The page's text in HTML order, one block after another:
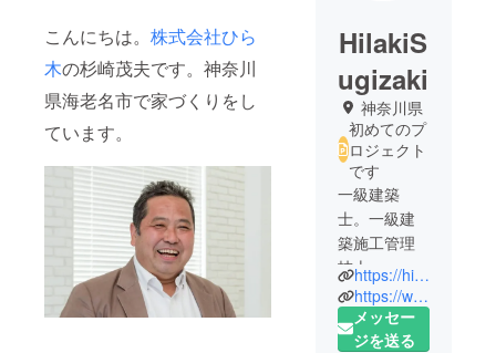
こんにちは。 株式会社ひら
木の杉崎茂夫です。神奈川
県海老名市で家づくりをし
ています。
HilakiS
ugizaki
神奈川県
初めてのプ
ロジェクト
です
一級建築
士。一級建
築施工管理
技士
株式会社ひ
ら木 代表
取締役
https://hilaki.com/
https://www.facebook.com/Wazashige
メッセー
ジを送る